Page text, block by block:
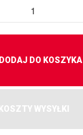
DODAJ DO KOSZYKA
KOSZTY WYSYŁKI